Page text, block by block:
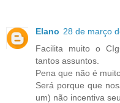
Elano 28 de março
Facilita muito o
tantos assuntos.
Pena que não é
Será porque que
um) não incentiva